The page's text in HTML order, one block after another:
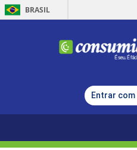
BRASIL
Entrar com